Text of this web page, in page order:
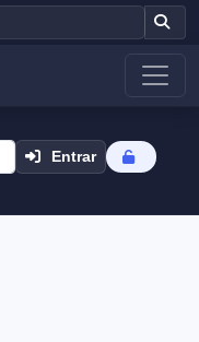
Entrar